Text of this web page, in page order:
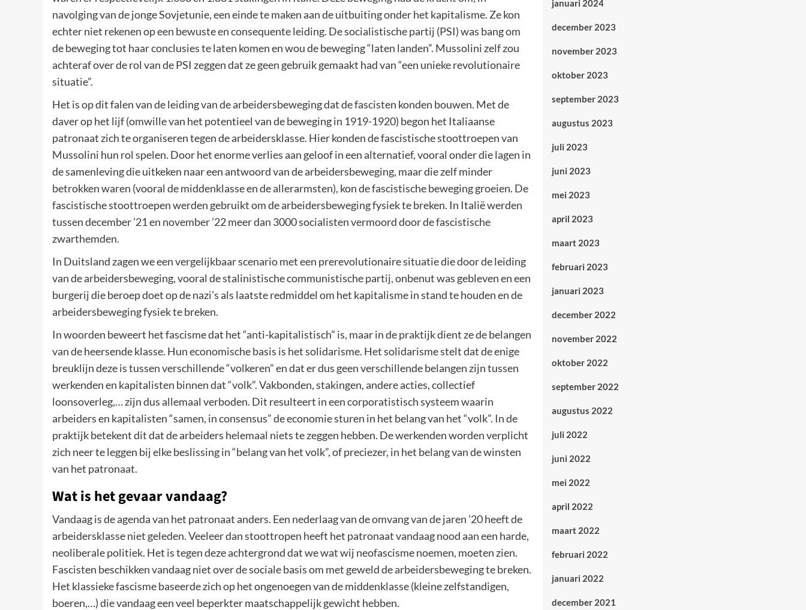
navolging van de jonge Sovjetunie, een einde te maken aan de uitbuiting onder het kapitalisme. Ze kon
echter niet rekenen op een bewuste en consequente leiding. De socialistische partij (PSI) was bang om
de beweging tot haar conclusies te laten komen en wou de beweging “laten landen”. Mussolini zelf zou
achteraf over de rol van de PSI zeggen dat ze geen gebruik gemaakt had van “een unieke revolutionaire
situatie”.
Het is op dit falen van de leiding van de arbeidersbeweging dat de fascisten konden bouwen. Met de
daver op het lijf (omwille van het potentieel van de beweging in 1919-1920) begon het Italiaanse
patronaat zich te organiseren tegen de arbeidersklasse. Hier konden de fascistische stoottroepen van
Mussolini hun rol spelen. Door het enorme verlies aan geloof in een alternatief, vooral onder die lagen in
de samenleving die uitkeken naar een antwoord van de arbeidersbeweging, maar die zelf minder
betrokken waren (vooral de middenklasse en de allerarmsten), kon de fascistische beweging groeien. De
fascistische stoottroepen werden gebruikt om de arbeidersbeweging fysiek te breken. In Italië werden
tussen december ’21 en november ’22 meer dan 3000 socialisten vermoord door de fascistische
zwarthemden.
In Duitsland zagen we een vergelijkbaar scenario met een prerevolutionaire situatie die door de leiding
van de arbeidersbeweging, vooral de stalinistische communistische partij, onbenut was gebleven en een
burgerij die beroep doet op de nazi’s als laatste redmiddel om het kapitalisme in stand te houden en de
arbeidersbeweging fysiek te breken.
In woorden beweert het fascisme dat het “anti-kapitalistisch” is, maar in de praktijk dient ze de belangen
van de heersende klasse. Hun economische basis is het solidarisme. Het solidarisme stelt dat de enige
breuklijn deze is tussen verschillende “volkeren” en dat er dus geen verschillende belangen zijn tussen
werkenden en kapitalisten binnen dat “volk”. Vakbonden, stakingen, andere acties, collectief
loonsoverleg,… zijn dus allemaal verboden. Dit resulteert in een corporatistisch systeem waarin
arbeiders en kapitalisten “samen, in consensus” de economie sturen in het belang van het “volk”. In de
praktijk betekent dit dat de arbeiders helemaal niets te zeggen hebben. De werkenden worden verplicht
zich neer te leggen bij elke beslissing in “belang van het volk”, of preciezer, in het belang van de winsten
van het patronaat.
Wat is het gevaar vandaag?
Vandaag is de agenda van het patronaat anders. Een nederlaag van de omvang van de jaren ’20 heeft de
arbeidersklasse niet geleden. Veeleer dan stoottropen heeft het patronaat vandaag nood aan een harde,
neoliberale politiek. Het is tegen deze achtergrond dat we wat wij neofascisme noemen, moeten zien.
Fascisten beschikken vandaag niet over de sociale basis om met geweld de arbeidersbeweging te breken.
Het klassieke fascisme baseerde zich op het ongenoegen van de middenklasse (kleine zelfstandigen,
boeren,…) die vandaag een veel beperkter maatschappelijk gewicht hebben.
januari 2024
december 2023
november 2023
oktober 2023
september 2023
augustus 2023
juli 2023
juni 2023
mei 2023
april 2023
maart 2023
februari 2023
januari 2023
december 2022
november 2022
oktober 2022
september 2022
augustus 2022
juli 2022
juni 2022
mei 2022
april 2022
maart 2022
februari 2022
januari 2022
december 2021